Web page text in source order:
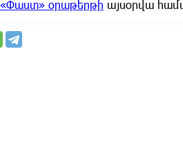
«Փաստ» օրաթերթի այսօրվա